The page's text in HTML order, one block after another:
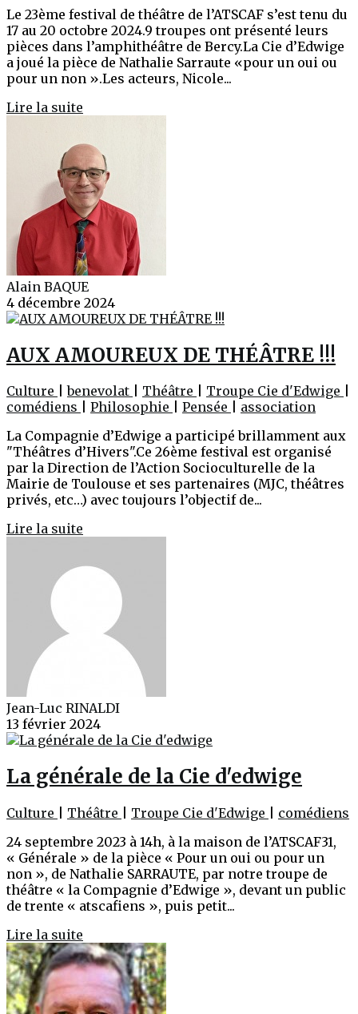
Le 23ème festival de théâtre de l’ATSCAF s’est tenu du
17 au 20 octobre 2024.9 troupes ont présenté leurs
pièces dans l’amphithéâtre de Bercy.La Cie d’Edwige
a joué la pièce de Nathalie Sarraute «pour un oui ou
pour un non ».Les acteurs, Nicole...
Lire la suite
Alain BAQUE
4 décembre 2024
AUX AMOUREUX DE THÉÂTRE !!!
Culture |benevolat Théâtre Troupe Cie d'Edwige
comédiens
Philosophie Pensée
association
La Compagnie d’Edwige a participé brillamment aux
"Théâtres d’Hivers".Ce 26ème festival est organisé
par la Direction de l’Action Socioculturelle de la
Mairie de Toulouse et ses partenaires (MJC, théâtres
privés, etc…) avec toujours l’objectif de...
Lire la suite
Jean-Luc RINALDI
13 février 2024
La générale de la Cie d'edwige
Culture Théâtre Troupe Cie d'Edwige
comédiens
24 septembre 2023 à 14h, à la maison de l’ATSCAF31,
« Générale » de la pièce « Pour un oui ou pour un
non », de Nathalie SARRAUTE, par notre troupe de
théâtre « la Compagnie d’Edwige », devant un public
de trente « atscafiens », puis petit...
Lire la suite